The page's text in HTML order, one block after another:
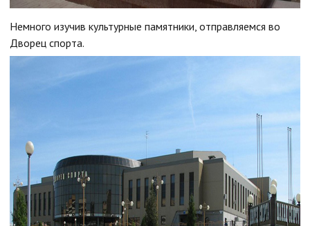
Немного изучив культурные памятники, отправляемся во
Дворец спорта.